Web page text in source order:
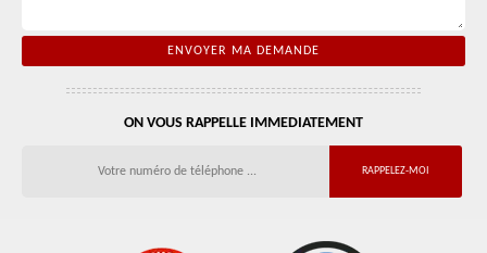
ON VOUS RAPPELLE IMMEDIATEMENT